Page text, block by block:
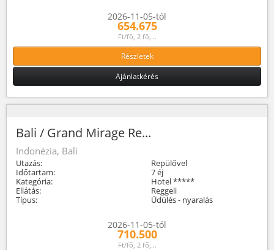
2026-11-05-tól
654.675
Ft/fő, 2 fő,...
Részletek
Ajánlatkérés
Bali / Grand Mirage Re...
Indonézia, Bali
Utazás:
Repülővel
Időtartam:
7 éj
Kategória:
Hotel *****
Ellátás:
Reggeli
Típus:
Üdülés - nyaralás
2026-11-05-tól
710.500
Ft/fő, 2 fő,...